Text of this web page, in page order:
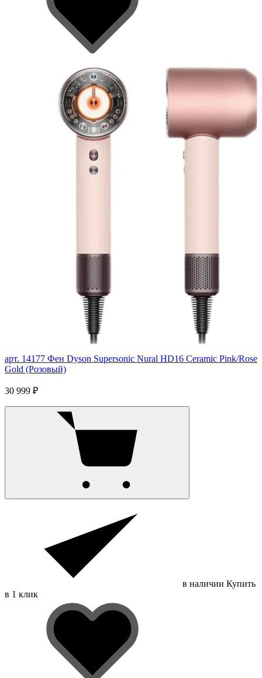
арт. 14177 Фен Dyson Supersonic Nural HD16 Ceramic Pink/Rose
Gold (Розовый)
30 999 ₽
в наличии Купить
в 1 клик